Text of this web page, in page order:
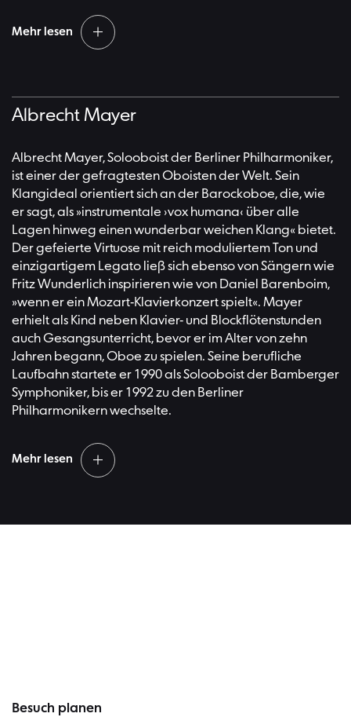
Mehr lesen
in Wien, München, Dresden, Paris, Amsterdam, London,
Rom, Chicago, Cleveland und Israel – hat er dirigiert. In
haben sich seit seinem Debüt 2006 vielfältige
programmatische Schwerpunkte herausgebildet. Dazu
gehört die Arbeit am klassisch-romantischen
Kernrepertoire des Orchesters, etwa mit Symphonien
von Beethoven, Mendelssohn und Brahms. Ein weiteres
Anliegen Kirill Petrenkos sind zu Unrecht vergessene
Komponisten wie Josef Suk oder Erich Wolfgang
Korngold. In Opernaufführungen mit den Berliner
Philharmonikern haben zuletzt Richard Strauss’Die Frau
ohne Schatten undElektrafür Aufmerksamkeit gesorgt.
Albrecht Mayer
Albrecht Mayer, Solooboist der Berliner Philharmoniker,
ist einer der gefragtesten Oboisten der Welt. Sein
Klangideal orientiert sich an der Barockoboe, die, wie
er sagt, als »instrumentale ›vox humana‹ über alle
Lagen hinweg einen wunderbar weichen Klang« bietet.
Der gefeierte Virtuose mit reich moduliertem Ton und
einzigartigem Legato ließ sich ebenso von Sängern wie
Fritz Wunderlich inspirieren wie von Daniel Barenboim,
»wenn er ein Mozart-Klavierkonzert spielt«. Mayer
erhielt als Kind neben Klavier- und Blockflötenstunden
auch Gesangsunterricht, bevor er im Alter von zehn
Jahren begann, Oboe zu spielen. Seine berufliche
Laufbahn startete er 1990 als Solooboist der Bamberger
Symphoniker, bis er 1992 zu den Berliner
Philharmonikern wechselte.
Mehr lesen
umzusetzen, gründete der mehrfache Echo-Preisträger
Ove Andsnes und Lars Vogt.
Besuch planen